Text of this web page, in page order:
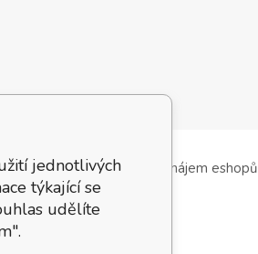
Tvorba a pronájem eshopů
jednotlivých
týkající se
udělíte